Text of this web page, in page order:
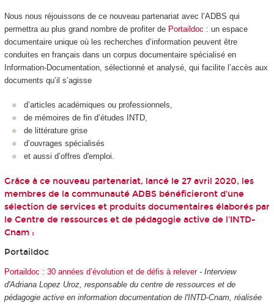
Nous nous réjouissons de ce nouveau partenariat avec l’ADBS qui
permettra au plus grand nombre de profiter de Portaildoc : un espace
documentaire unique où les recherches d’information peuvent être
conduites en français dans un corpus documentaire spécialisé en
Information-Documentation, sélectionné et analysé, qui facilite l’accès aux
documents qu’il s’agisse
d’articles académiques ou professionnels,
de mémoires de fin d’études INTD,
de littérature grise
d’ouvrages spécialisés
et aussi d’offres d'emploi.
Grâce à ce nouveau partenariat, lancé le 27 avril 2020, les
membres de la communauté ADBS bénéficieront d'une
sélection de services et produits documentaires élaborés par
le Centre de ressources et de pédagogie active de l'INTD-
Cnam :
Portaildoc
Portaildoc : 30 années d’évolution et de défis à relever - Interview
d'Adriana Lopez Uroz, responsable du centre de ressources et de
pédagogie active en information documentation de l'INTD-Cnam, réalisée